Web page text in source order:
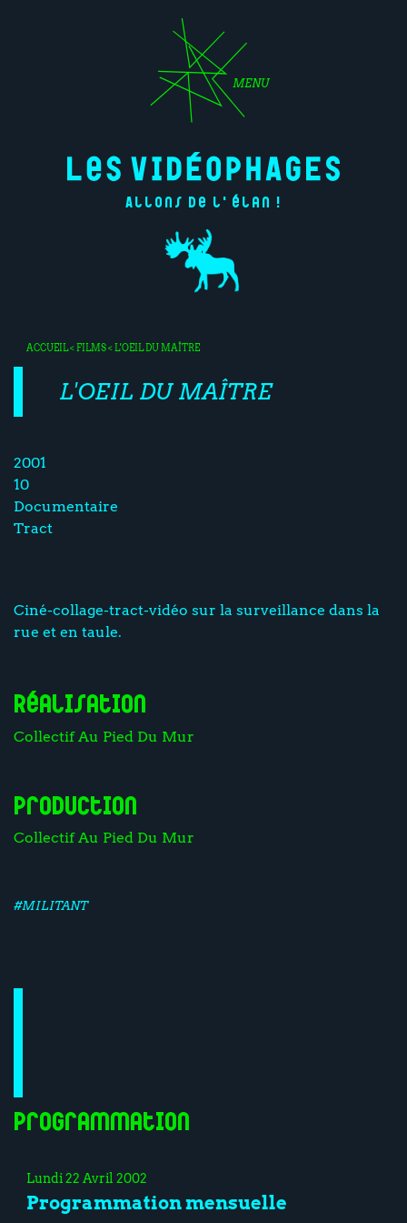
MENU
Allons de l'élan !
ACCUEIL< FILMS< L'OEIL DU MAÎTRE
L'OEIL DU MAÎTRE
2001
10
Documentaire
Tract
Ciné-collage-tract-vidéo sur la surveillance dans la
rue et en taule.
Réalisation
Collectif Au Pied Du Mur
Production
Collectif Au Pied Du Mur
#MILITANT
Programmation
Lundi 22 Avril 2002
Programmation mensuelle